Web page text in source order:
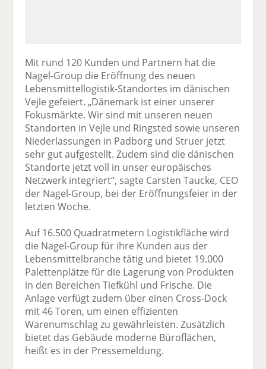
Mit rund 120 Kunden und Partnern hat die
Nagel-Group die Eröffnung des neuen
Lebensmittellogistik-Standortes im dänischen
Vejle gefeiert. „Dänemark ist einer unserer
Fokusmärkte. Wir sind mit unseren neuen
Standorten in Vejle und Ringsted sowie unseren
Niederlassungen in Padborg und Struer jetzt
sehr gut aufgestellt. Zudem sind die dänischen
Standorte jetzt voll in unser europäisches
Netzwerk integriert“, sagte Carsten Taucke, CEO
der Nagel-Group, bei der Eröffnungsfeier in der
letzten Woche.
Auf 16.500 Quadratmetern Logistikfläche wird
die Nagel-Group für ihre Kunden aus der
Lebensmittelbranche tätig und bietet 19.000
Palettenplätze für die Lagerung von Produkten
in den Bereichen Tiefkühl und Frische. Die
Anlage verfügt zudem über einen Cross-Dock
mit 46 Toren, um einen effizienten
Warenumschlag zu gewährleisten. Zusätzlich
bietet das Gebäude moderne Büroflächen,
heißt es in der Pressemeldung.